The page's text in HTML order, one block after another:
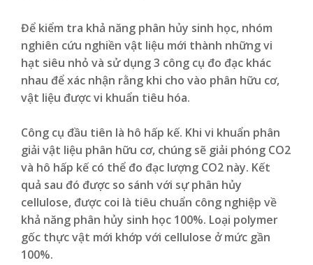
Để kiểm tra khả năng phân hủy sinh học, nhóm
nghiên cứu nghiền vật liệu mới thành những vi
hạt siêu nhỏ và sử dụng 3 công cụ đo đạc khác
nhau để xác nhận rằng khi cho vào phân hữu cơ,
vật liệu được vi khuẩn tiêu hóa.
Công cụ đầu tiên là hô hấp kế. Khi vi khuẩn phân
giải vật liệu phân hữu cơ, chúng sẽ giải phóng CO2
và hô hấp kế có thể đo đạc lượng CO2 này. Kết
quả sau đó được so sánh với sự phân hủy
cellulose, được coi là tiêu chuẩn công nghiệp về
khả năng phân hủy sinh học 100%. Loại polymer
gốc thực vật mới khớp với cellulose ở mức gần
100%.